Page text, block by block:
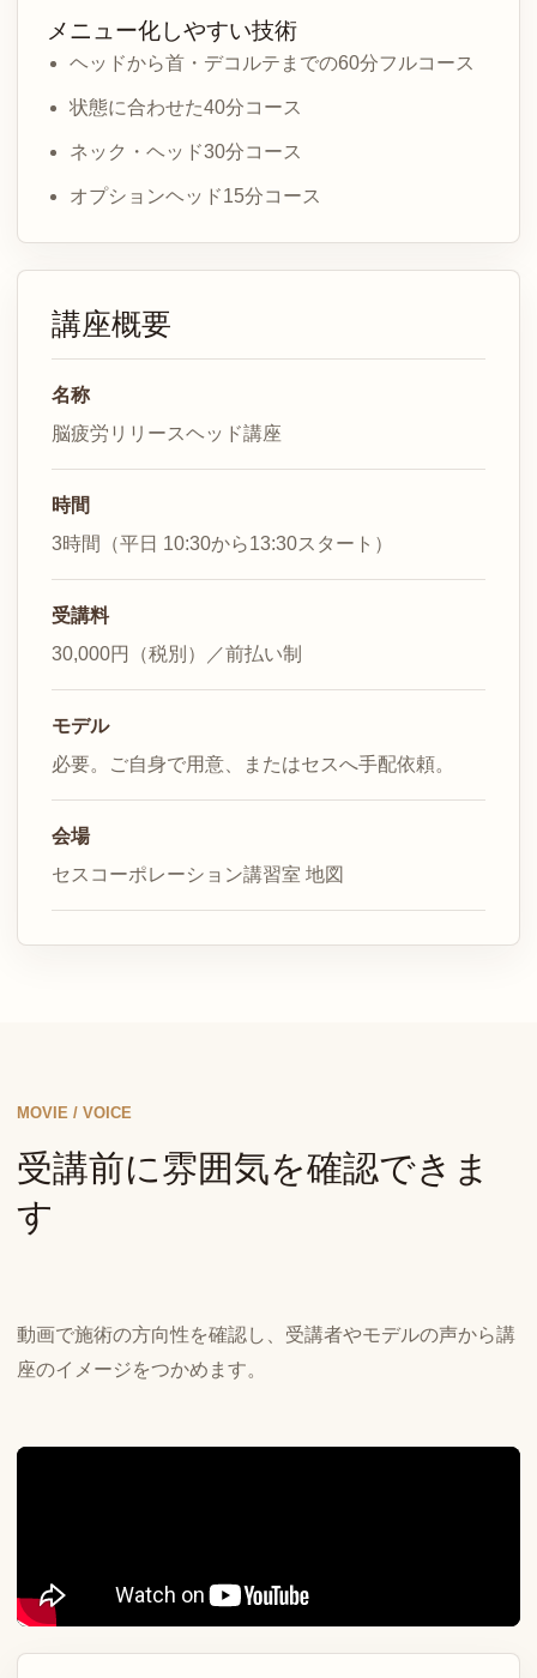
メニュー化しやすい技術
ヘッドから首・デコルテまでの60分フルコース
状態に合わせた40分コース
ネック・ヘッド30分コース
オプションヘッド15分コース
講座概要
名称
脳疲労リリースヘッド講座
時間
3時間（平日 10:30から13:30スタート）
受講料
30,000円（税別）／前払い制
モデル
必要。ご自身で用意、またはセスへ手配依頼。
会場
セスコーポレーション講習室 地図
MOVIE / VOICE
受講前に雰囲気を確認できま
す
動画で施術の方向性を確認し、受講者やモデルの声から講
座のイメージをつかめます。